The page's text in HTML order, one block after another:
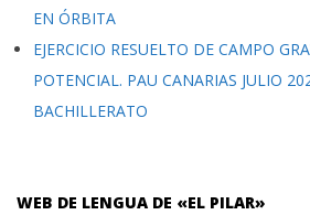
EN ÓRBITA
EJERCICIO RESUELTO DE CAMPO
POTENCIAL. PAU CANARIAS JULIO
BACHILLERATO
WEB DE LENGUA DE «EL PILAR»